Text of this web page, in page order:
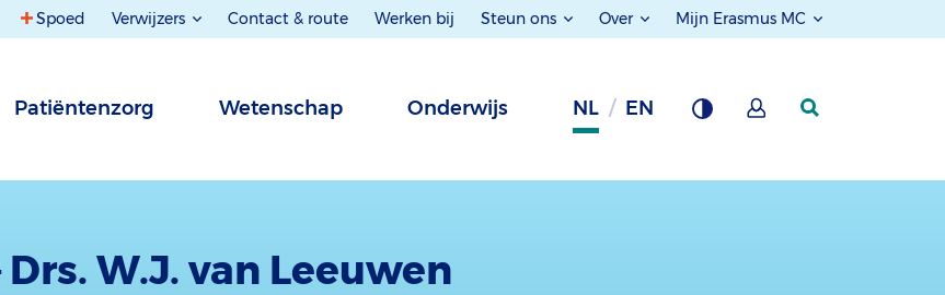
Spoed Verwijzers Contact & route Werken bij Steun ons Over Mijn Erasmus MC
Patiëntenzorg Wetenschap Onderwijs NL EN
W.J. van Leeuwen